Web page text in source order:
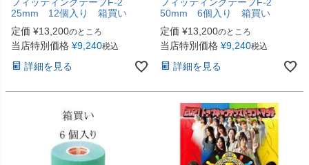
25mm 12個入り 箱買い
定価 ¥13,200のところ
当店特別価格 ¥9,240税込
詳細を見る
50mm 6個入り 箱買い
定価 ¥13,200のところ
当店特別価格 ¥9,240税込
詳細を見る